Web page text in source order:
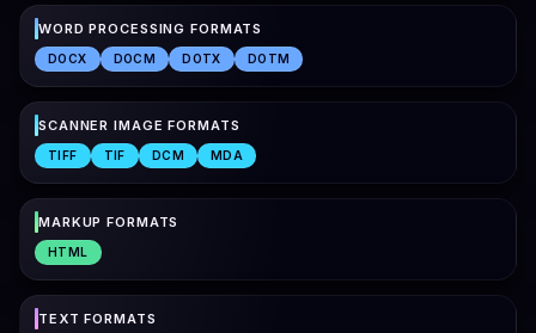
WORD PROCESSING FORMATS
DOCX DOCM DOTX DOTM
SCANNER IMAGE FORMATS
TIFF TIF DCM MDA
MARKUP FORMATS
HTML
TEXT FORMATS